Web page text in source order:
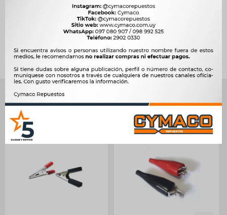

Ver mas productos de la marca Weston
Productos que te pueden interesar